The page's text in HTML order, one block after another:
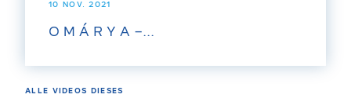
10 NOV. 2021
O M Á R Y A –...
ALLE VIDEOS DIESES